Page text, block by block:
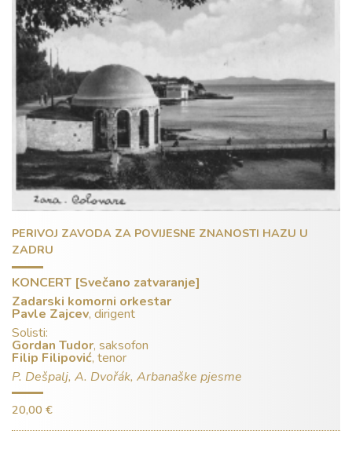
PERIVOJ ZAVODA ZA POVIJESNE ZNANOSTI HAZU U
ZADRU
KONCERT [Svečano zatvaranje]
Zadarski komorni orkestar
Pavle Zajcev, dirigent
Solisti:
Gordan Tudor, saksofon
Filip Filipović, tenor
P. Dešpalj, A. Dvořák, Arbanaške pjesme
20,00 €